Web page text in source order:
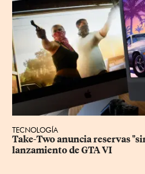
TECNOLOGÍA
Take-Two anuncia reservas
lanzamiento de GTA VI